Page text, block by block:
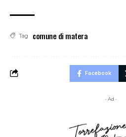
Tag comune di matera
Facebook
- Ad -